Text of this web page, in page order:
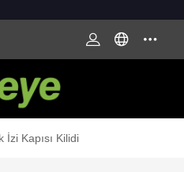
İzi Kapısı Kilidi